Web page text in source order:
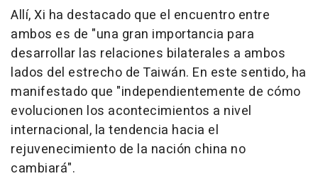
Allí, Xi ha destacado que el encuentro entre
ambos es de "una gran importancia para
desarrollar las relaciones bilaterales a ambos
lados del estrecho de Taiwán. En este sentido, ha
manifestado que "independientemente de cómo
evolucionen los acontecimientos a nivel
internacional, la tendencia hacia el
rejuvenecimiento de la nación china no
cambiará".